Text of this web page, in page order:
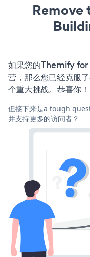
Remove
如果您的Themify for
营，那么您已经克服
个重大挑战。恭喜你！
但接下来是a tough
并支持更多的访问者？